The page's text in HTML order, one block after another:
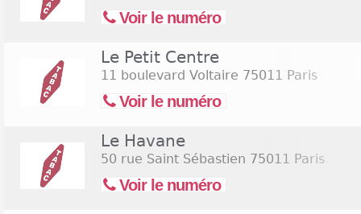
Voir le numéro
Le Petit Centre
11 boulevard Voltaire 75011 Paris
Voir le numéro
Le Havane
50 rue Saint Sébastien 75011 Paris
Voir le numéro